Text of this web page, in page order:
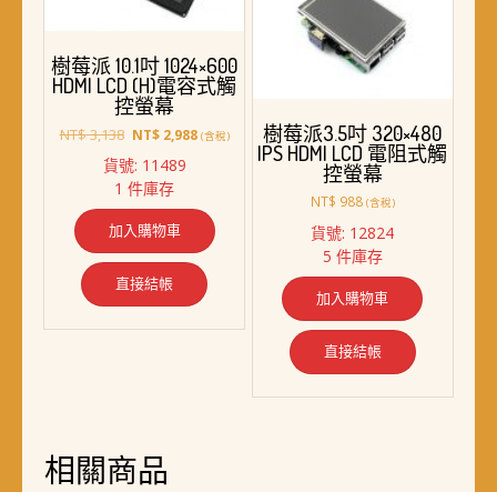
樹莓派 10.1吋 1024×600
HDMI LCD (H)電容式觸
控螢幕
NT$3,138 原
價
格：
NT$ 3,138。
NT$2,988目
NT$ 2,988。
(含稅)
貨號: 11489
1 件庫存
加入購物車
直接結帳
樹莓派3.5吋 320×480
IPS HDMI LCD 電阻式觸
控螢幕
NT$ 988 (含稅)
貨號: 12824
5 件庫存
加入購物車
直接結帳
相關商品